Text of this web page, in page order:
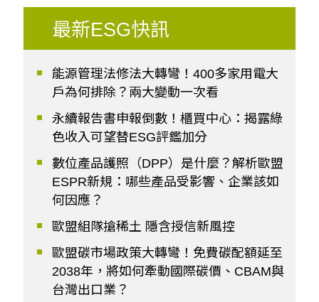
最新ESG快訊
能源管理法修法大轉彎！400多家用電大
戶為何排除？兩大變動一次看
永續報告書申報倒數！櫃買中心：揭露綠
色收入可望替ESG評鑑加分
數位產品護照（DPP）是什麼？解析歐盟
ESPR新規：哪些產品受影響、企業該如
何因應？
歐盟組隊搶稀土 隱含授信新風控
歐盟碳市場政策大轉彎！免費碳配額延至
2038年，將如何牽動國際碳價、CBAM與
台灣出口業？